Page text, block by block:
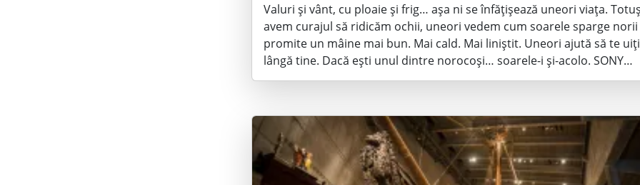
Valuri și vânt, cu ploaie și frig… așa ni se înfățișează uneori viața.
avem curajul să ridicăm ochii, uneori vedem cum soarele sparge norii
promite un mâine mai bun. Mai cald. Mai liniștit. Uneori ajută să te
lângă tine. Dacă ești unul dintre norocoși… soarele-i și-acolo. SONY…